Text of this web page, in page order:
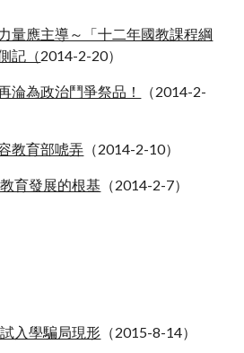
量應主導～「十二年國教課程綱
記（2014-2-20）
淪為政治鬥爭祭品！
（2014-2-
教育部唬弄 （2014-2-10）
育發展的根基 （2014-2-7）
入學騙局現形 （2015-8-14）